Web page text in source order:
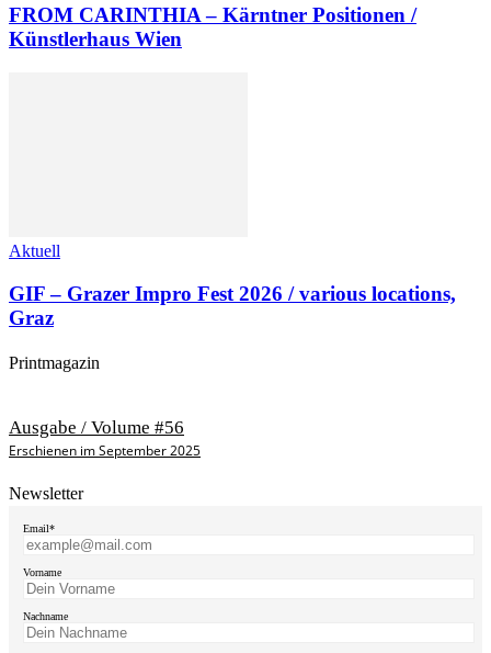
FROM CARINTHIA – Kärntner Positionen /
Künstlerhaus Wien
Aktuell
GIF – Grazer Impro Fest 2026 / various locations,
Graz
Printmagazin
Ausgabe / Volume #56
Erschienen im September 2025
Newsletter
Email*
Vorname
Nachname